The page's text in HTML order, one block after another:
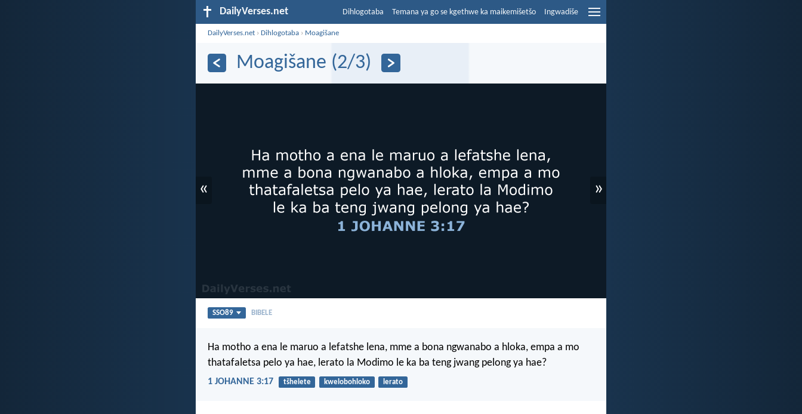
DailyVerses.net Dihlogotaba Temana ya go se kgethwe ka maikemišetšo Ingwadiše
DailyVerses.net ›Dihlogotaba › Moagišane
Moagišane (2/3)
« »
SSO89 BIBELE
Ha motho a ena le maruo a lefatshe lena, mme a bona ngwanabo a hloka, empa a mo
thatafaletsa pelo ya hae, lerato la Modimo le ka ba teng jwang pelong ya hae?
1 JOHANNE 3:17 tšhelete kwelobohloko lerato